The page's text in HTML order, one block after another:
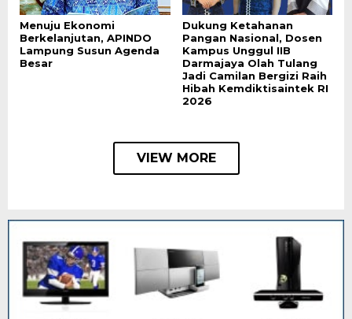
Menuju Ekonomi
Berkelanjutan, APINDO
Lampung Susun Agenda
Besar
Dukung Ketahanan
Pangan Nasional, Dosen
Kampus Unggul IIB
Darmajaya Olah Tulang
Jadi Camilan Bergizi Raih
Hibah Kemdiktisaintek RI
2026
VIEW MORE